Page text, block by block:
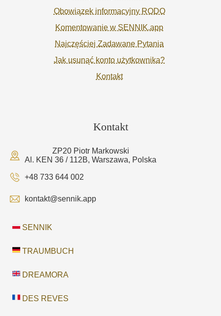
Obowiązek informacyjny RODO
Komentowanie w SENNIK.app
Najczęściej Zadawane Pytania
Jak usunąć konto użytkownika?
Kontakt
Kontakt
ZP20 Piotr Markowski
Al. KEN 36 / 112B, Warszawa, Polska
+48 733 644 002
kontakt@sennik.app
SENNIK
TRAUMBUCH
DREAMORA
DES REVES